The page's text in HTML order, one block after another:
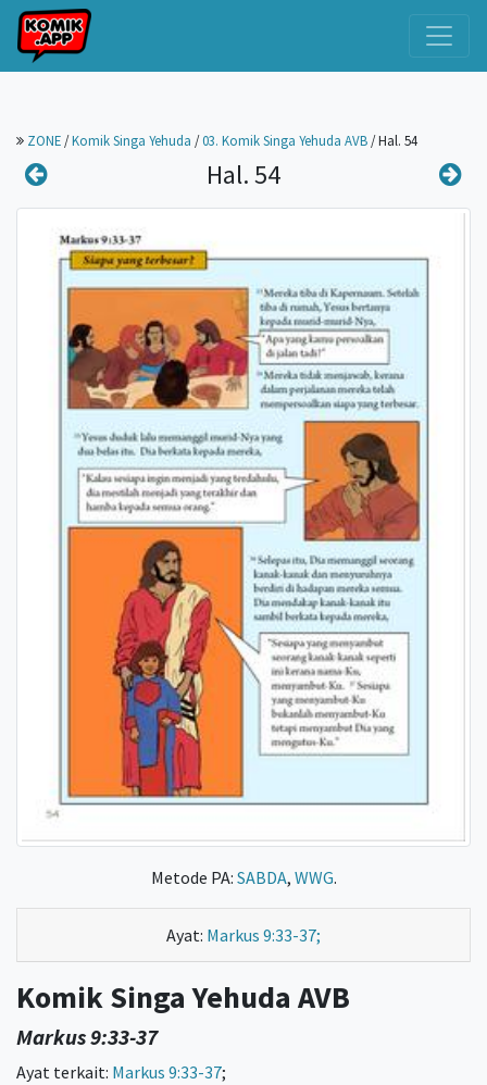
ZONE /Komik Singa Yehuda /03. Komik Singa Yehuda AVB /Hal. 54
Hal. 54
Metode PA: SABDA, WWG.
Ayat: Markus 9:33-37;
Komik Singa Yehuda AVB
Markus 9:33-37
Ayat terkait: Markus 9:33-37;